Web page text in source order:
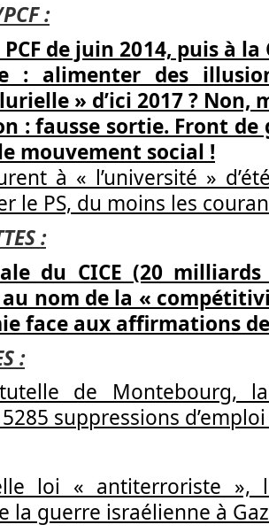
:
PCF de juin 2014, puis à
: alimenter des
» d’ici 2017 ? Non,
: fausse sortie. Front
mouvement social !
à « l’université »
le PS, du moins les
:
du CICE (20
nom de la «
face aux affirmations
:
de Montebourg,
suppressions
loi « antiterroriste »,
la guerre israélienne à